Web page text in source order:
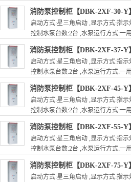
消防泵控制柜【DBK-2XF-30-Y
启动方式:星三角启动 ,显示方式:指示
控制水泵台数:2台 ,水泵运行方式:一
消防泵控制柜【DBK-2XF-37-Y
启动方式:星三角启动 ,显示方式:指示
控制水泵台数:2台 ,水泵运行方式:一
消防泵控制柜【DBK-2XF-45-Y
启动方式:星三角启动 ,显示方式:指示
控制水泵台数:2台 ,水泵运行方式:一
消防泵控制柜【DBK-2XF-55-Y
启动方式:星三角启动 ,显示方式:指示
控制水泵台数:2台 ,水泵运行方式:一
消防泵控制柜【DBK-2XF-75-Y
启动方式:星三角启动 ,显示方式:指示